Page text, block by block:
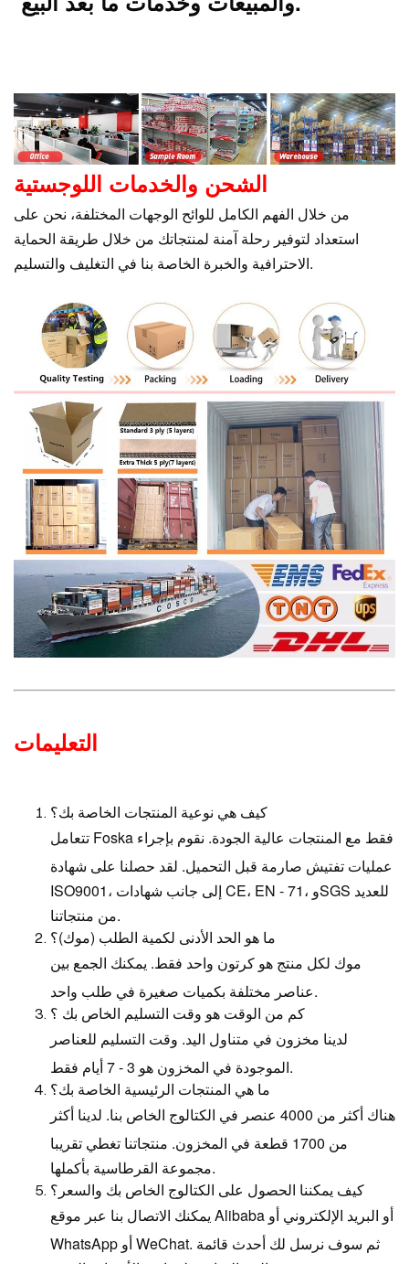
الشحن والخدمات اللوجستية
من خلال الفهم الكامل للوائح الوجهات المختلفة، نحن على
استعداد لتوفير رحلة آمنة لمنتجاتك من خلال طريقة الحماية
الاحترافية والخبرة الخاصة بنا في التغليف والتسليم.
التعليمات
كيف هي نوعية المنتجات الخاصة بك؟
تتعامل Foska فقط مع المنتجات عالية الجودة. نقوم بإجراء
عمليات تفتيش صارمة قبل التحميل. لقد حصلنا على شهادة
ISO9001، إلى جانب شهادات CE، EN - 71، وSGS للعديد
ما هو الحد الأدنى لكمية الطلب (موك)؟
موك لكل منتج هو كرتون واحد فقط. يمكنك الجمع بين
كم من الوقت هو وقت التسليم الخاص بك ؟
لدينا مخزون في متناول اليد. وقت التسليم للعناصر
ما هي المنتجات الرئيسية الخاصة بك؟
هناك أكثر من 4000 عنصر في الكتالوج الخاص بنا. لدينا أكثر
من 1700 قطعة في المخزون. منتجاتنا تغطي تقريبا
كيف يمكننا الحصول على الكتالوج الخاص بك والسعر؟
يمكنك الاتصال بنا عبر موقع Alibaba أو البريد الإلكتروني أو
WhatsApp أو WeChat. ثم سوف نرسل لك أحدث قائمة